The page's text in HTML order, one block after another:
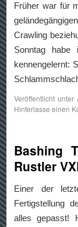
Früher war für
Crawling
Sonntag habe
kennengelernt:
Veröffentlicht unter
Hinterlasse einen
Bashing
Rustler
Einer der
Fertigstellung
alles gepasst!